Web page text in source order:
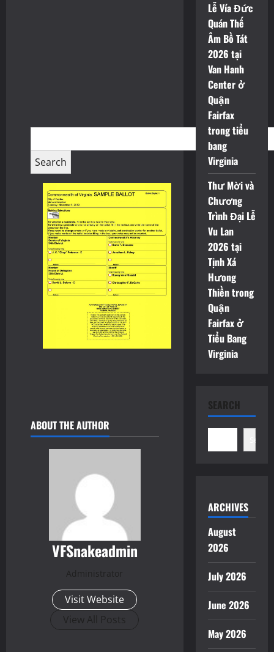
ABOUT THE AUTHOR
VFSnakeadmin
Administrator
Visit Website
View All Posts
Lễ Vía Đức
Quán Thế
Âm Bồ Tát
2026 tại
Van Hanh
Center ở
Quận
Fairfax
trong tiểu
bang
Virginia
Thư Mời và
Chương
Trình Đại Lễ
Vu Lan
2026 tại
Tịnh Xá
Hưong
Thiền trong
Quận
Fairfax ở
Tiểu Bang
Virginia
SEARCH
Search
ARCHIVES
August
2026
July 2026
June 2026
May 2026